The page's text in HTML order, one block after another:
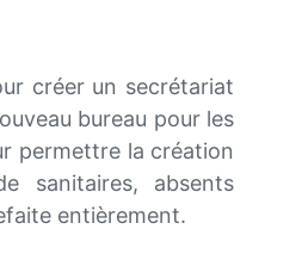
créer un secrétariat
bureau pour les
permettre la création
sanitaires, absents
entièrement.